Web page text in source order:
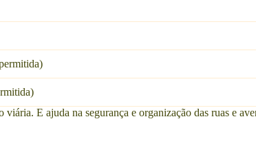
E ajuda na segurança e organização das ruas e